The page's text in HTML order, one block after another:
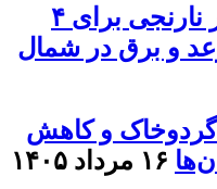
هواشناسی ایران | هشدار نارنجی برای ۴
و برق در شمال
گردوخاک و کاهش
۱۶ مرداد ۱۴۰۵